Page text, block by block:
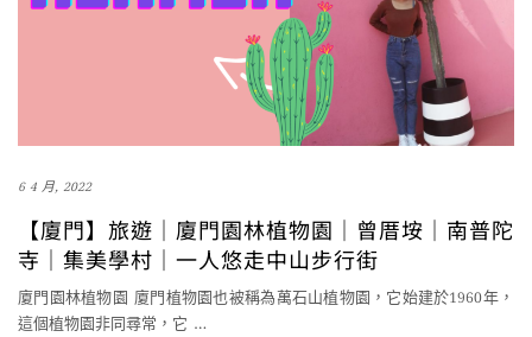
6 4 月, 2022
【廈門】旅遊│廈門園林植物園│曾厝垵│南普陀
寺│集美學村│一人悠走中山步行街
廈門園林植物園 廈門植物園也被稱為萬石山植物園，它始建於1960年，
這個植物園非同尋常，它 …